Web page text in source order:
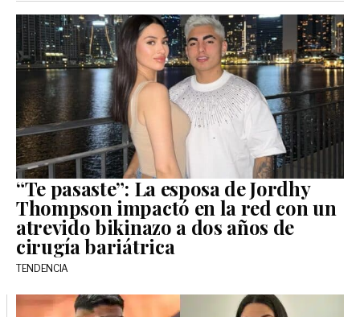
“Te pasaste”: La esposa de Jordhy
Thompson impactó en la red con un
atrevido bikinazo a dos años de
cirugía bariátrica
TENDENCIA